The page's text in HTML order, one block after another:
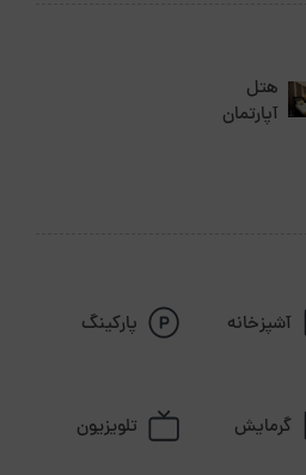
هتل
آپارتمان
آشپزخانه پارکینگ
گرمایش تلویزیون